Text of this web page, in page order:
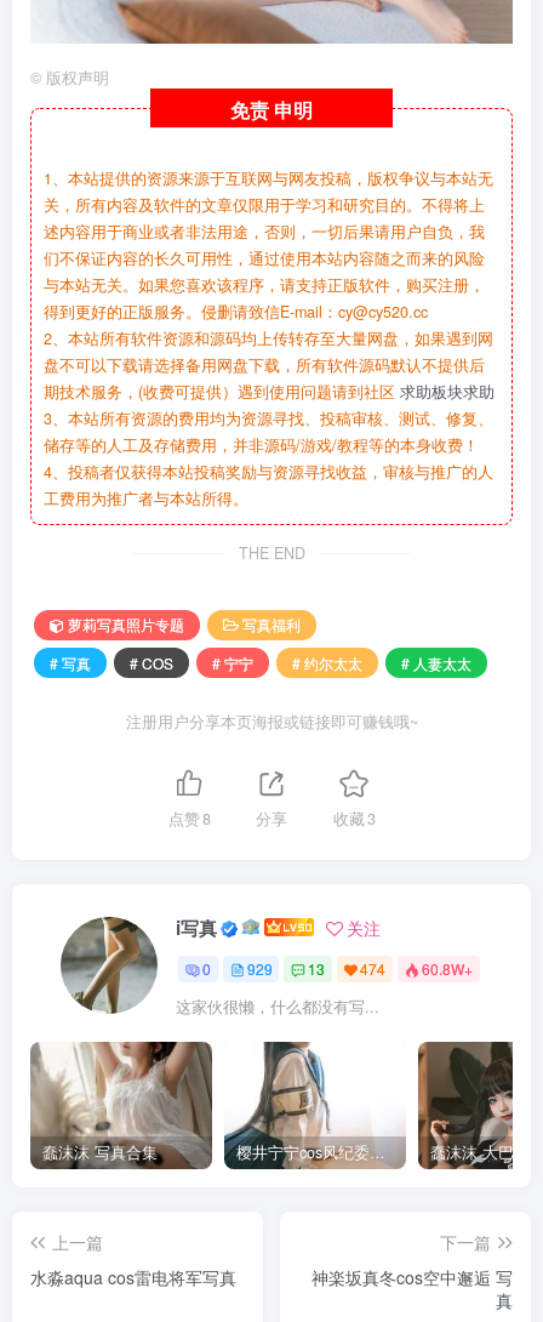
© 版权声明
免责 申明
1、本站提供的资源来源于互联网与网友投稿，版权争议与本站无
关，所有内容及软件的文章仅限用于学习和研究目的。不得将上
述内容用于商业或者非法用途，否则，一切后果请用户自负，我
们不保证内容的长久可用性，通过使用本站内容随之而来的风险
与本站无关。如果您喜欢该程序，请支持正版软件，购买注册，
得到更好的正版服务。侵删请致信E-mail：cy@cy520.cc
2、本站所有软件资源和源码均上传转存至大量网盘，如果遇到网
盘不可以下载请选择备用网盘下载，所有软件源码默认不提供后
期技术服务，(收费可提供）遇到使用问题请到社区 求助板块求助
3、本站所有资源的费用均为资源寻找、投稿审核、测试、修复、
储存等的人工及存储费用，并非源码/游戏/教程等的本身收费！
4、投稿者仅获得本站投稿奖励与资源寻找收益，审核与推广的人
工费用为推广者与本站所得。
THE END
萝莉写真照片专题
写真福利
# 写真
# COS # 宁宁 # 约尔太太 # 人妻太太
注册用户分享本页海报或链接即可赚钱哦~
点赞8 分享 收藏3
i写真 关注
0 929 13 474 60.8W+
这家伙很懒，什么都没有写...
蠢沫沫 写真合集 樱井宁宁cos风纪委员写真套图
上一篇
水淼aqua cos雷电将军写真
下一篇
神楽坂真冬cos空中邂逅 写
真